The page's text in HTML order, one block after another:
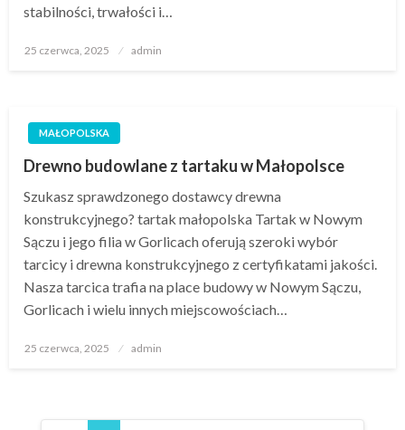
stabilności, trwałości i…
Opublikowane
25 czerwca, 2025 admin
MAŁOPOLSKA
Drewno budowlane z tartaku w Małopolsce
Szukasz sprawdzonego dostawcy drewna
konstrukcyjnego? tartak małopolska Tartak w Nowym
Sączu i jego filia w Gorlicach oferują szeroki wybór
tarcicy i drewna konstrukcyjnego z certyfikatami jakości.
Nasza tarcica trafia na place budowy w Nowym Sączu,
Gorlicach i wielu innych miejscowościach…
Opublikowane
25 czerwca, 2025 admin
Nawigacja